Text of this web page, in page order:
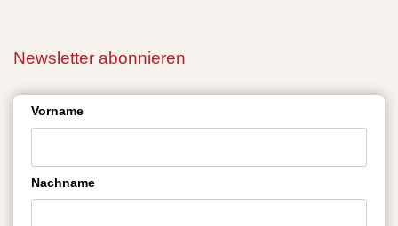
Newsletter abonnieren
Vorname
Nachname